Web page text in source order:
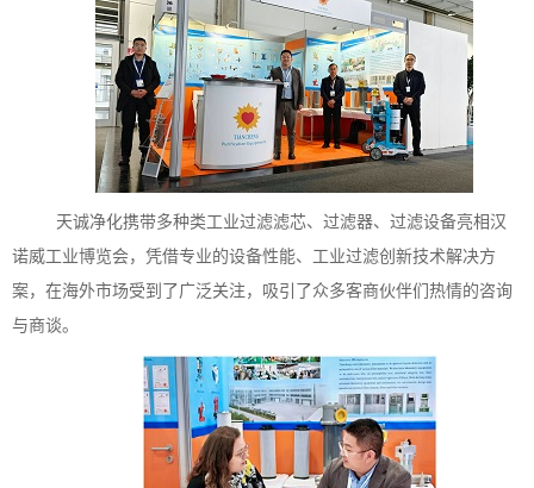
天诚净化携带多种类工业过滤滤芯、过滤器、过滤设备亮相汉
诺威工业博览会，凭借专业的设备性能、工业过滤创新技术解决方
案，在海外市场受到了广泛关注，吸引了众多客商伙伴们热情的咨询
与商谈。